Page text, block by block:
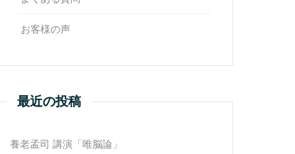
お客様の声
最近の投稿
養老孟司 講演「唯脳論」